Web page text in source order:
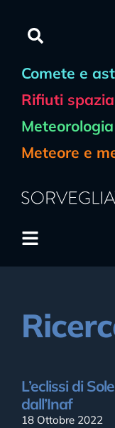
Comete e
Rifiuti
Meteore e
L’eclissi di
dall’Inaf
18 Ottobre 2022